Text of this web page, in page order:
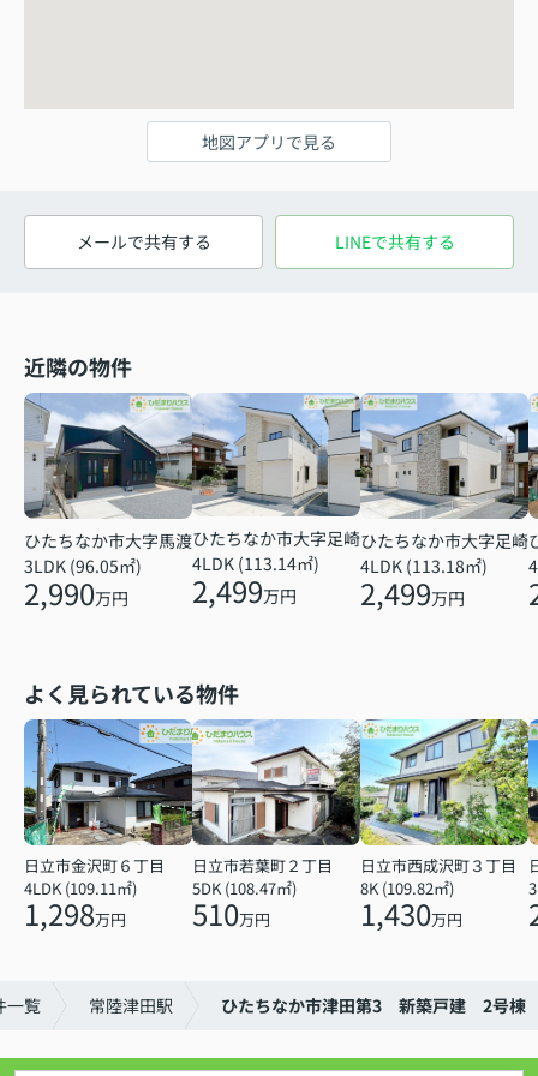
地図アプリで見る
メールで共有する LINEで共有する
近隣の物件
ひたちなか市大字馬渡
3LDK (96.05㎡)
2,990万円
ひたちなか市大字足崎
4LDK (113.14㎡)
2,499万円
ひたちなか市大字足崎
4LDK (113.18㎡)
2,499万円
よく見られている物件
日立市金沢町６丁目
4LDK (109.11㎡)
1,298万円
日立市若葉町２丁目
5DK (108.47㎡)
510万円
日立市西成沢町３丁目
8K (109.82㎡)
1,430万円
一覧 常陸津田駅 ひたちなか市津田第3 新築戸建 2号棟